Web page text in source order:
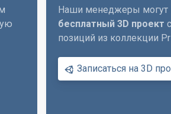
Наши менеджеры могут
бесплатный 3D проект
позиций из коллекции
Записаться на 3D